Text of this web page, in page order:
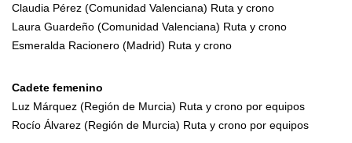
Claudia Pérez (Comunidad Valenciana) Ruta y crono
Laura Guardeño (Comunidad Valenciana) Ruta y crono
Esmeralda Racionero (Madrid) Ruta y crono
Cadete femenino
Luz Márquez (Región de Murcia) Ruta y crono por equipos
Rocío Álvarez (Región de Murcia) Ruta y crono por equipos